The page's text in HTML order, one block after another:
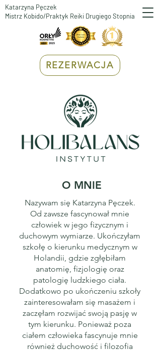
Katarzyna Pęczek
Mistrz Kobido/Praktyk Reiki Drugiego Stopnia
REZERWACJA
O MNIE
Nazywam się Katarzyna Pęczek.
Od zawsze fascynował mnie
człowiek w jego fizycznym i
duchowym wymiarze. Ukończyłam
szkołę o kierunku medycznym w
Holandii, gdzie zgłębiłam
anatomię, fizjologię oraz
patologię ludzkiego ciała.
Dodatkowo po ukończeniu szkoły
zainteresowałam się masażem i
zaczęłam rozwijać swoją pasję w
tym kierunku. Ponieważ poza
ciałem człowieka fascynuje mnie
również duchowość i filozofia